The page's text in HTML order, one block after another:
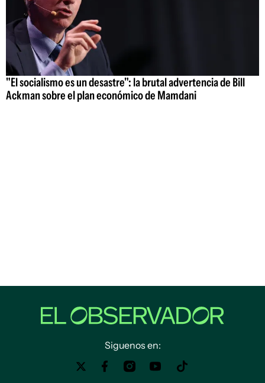
"El socialismo es un desastre": la brutal advertencia de Bill
Ackman sobre el plan económico de Mamdani
Siguenos en: